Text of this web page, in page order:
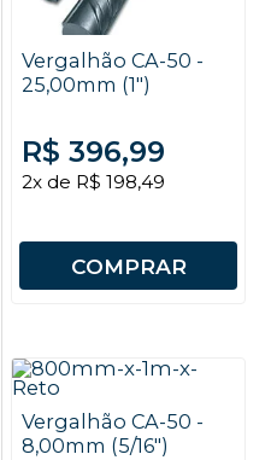
Vergalhão CA-50 -
25,00mm (1")
R$ 396,99
2x de R$ 198,49
COMPRAR
Vergalhão CA-50 -
8,00mm (5/16")